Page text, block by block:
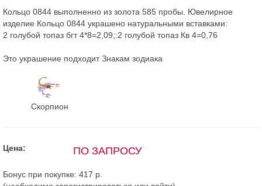
Кольцо 0844 выполненно из золота 585 пробы. Ювелирное
изделие Кольцо 0844 украшено натуральными вставками:
2 голубой топаз бгт 4*8=2,09;:2 голубой топаз Кв 4=0,76
Это украшение подходит Знакам зодиака
Скорпион
Цена: ПО ЗАПРОСУ
Бонус при покупке: 417 р.